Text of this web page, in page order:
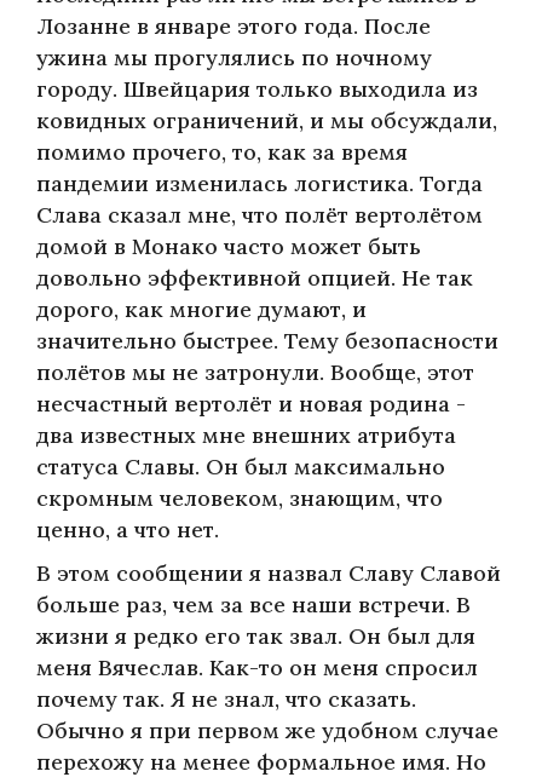
Лозанне в январе этого года. После
ужина мы прогулялись по ночному
городу. Швейцария только выходила из
ковидных ограничений, и мы обсуждали,
помимо прочего, то, как за время
пандемии изменилась логистика. Тогда
Слава сказал мне, что полёт вертолётом
домой в Монако часто может быть
довольно эффективной опцией. Не так
дорого, как многие думают, и
значительно быстрее. Тему безопасности
полётов мы не затронули. Вообще, этот
несчастный вертолёт и новая родина -
два известных мне внешних атрибута
статуса Славы. Он был максимально
скромным человеком, знающим, что
ценно, а что нет.
В этом сообщении я назвал Славу Славой
больше раз, чем за все наши встречи. В
жизни я редко его так звал. Он был для
меня Вячеслав. Как-то он меня спросил
почему так. Я не знал, что сказать.
Обычно я при первом же удобном случае
перехожу на менее формальное имя. Но